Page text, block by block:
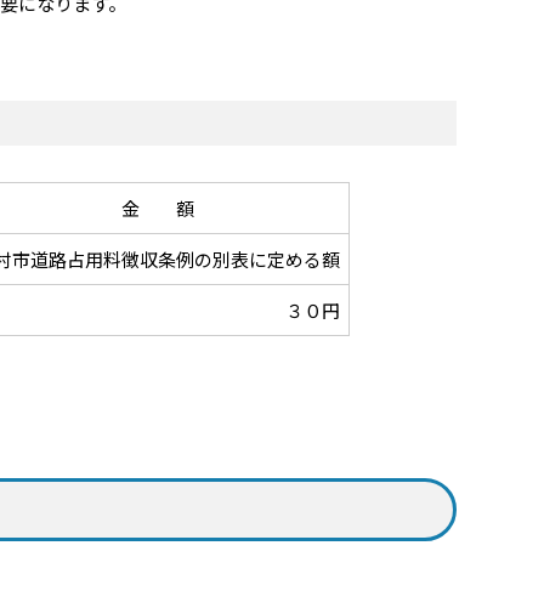
金 額
市道路占用料徴収条例の別表に定める額
３０円